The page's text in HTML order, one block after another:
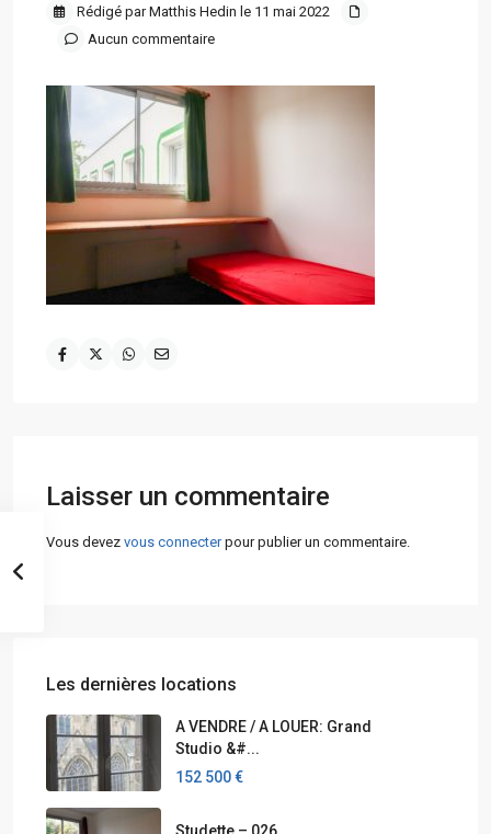
Rédigé par Matthis Hedin le 11 mai 2022
Aucun commentaire
Laisser un commentaire
Vous devez vous connecterpour publier un commentaire.
Les dernières locations
A VENDRE / A LOUER: Grand
Studio &#...
152 500 €